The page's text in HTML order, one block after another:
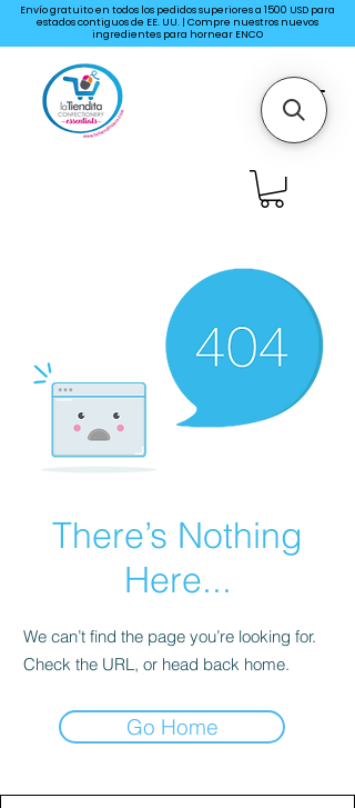
Envío gratuito en todos los pedidos superiores a 1500 USD para
estados contiguos de EE. UU. | Compre nuestros nuevos
ingredientes para hornear ENCO
There’s Nothing
Here...
We can’t find the page you’re looking for.
Check the URL, or head back home.
Go Home